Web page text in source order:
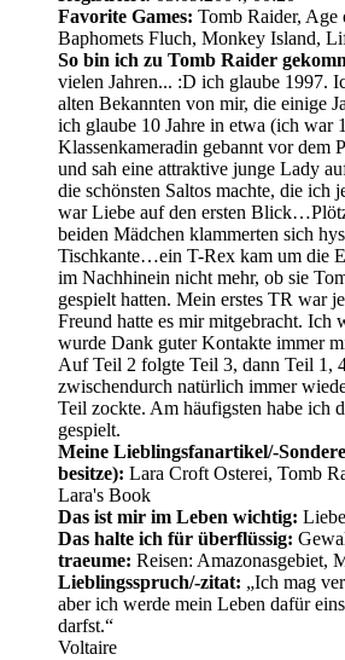
Favorite Games: Tomb Raider, Age
Baphomets Fluch, Monkey Island,
So bin ich zu Tomb Raider
vielen Jahren... :D ich glaube 1997.
alten Bekannten von mir, die einige
ich glaube 10 Jahre in etwa (ich war
Klassenkameradin gebannt vor dem
und sah eine attraktive junge Lady
die schönsten Saltos machte, die ich
war Liebe auf den ersten
beiden Mädchen klammerten sich
Tischkante…ein T-Rex kam um die
im Nachhinein nicht mehr, ob sie
gespielt hatten. Mein erstes TR war
Freund hatte es mir mitgebracht. Ich
wurde Dank guter Kontakte immer
Auf Teil 2 folgte Teil 3, dann Teil 1,
zwischendurch natürlich immer
Teil zockte. Am häufigsten habe ich
gespielt.
Meine Lieblingsfanartikel/-
besitze): Lara Croft Osterei, Tomb
Lara's Book
Das ist mir im Leben wichtig:
Das halte ich für überflüssig:
traeume: Reisen: Amazonasgebiet,
Lieblingsspruch/-zitat: „Ich mag
aber ich werde mein Leben dafür
darfst.“
Voltaire